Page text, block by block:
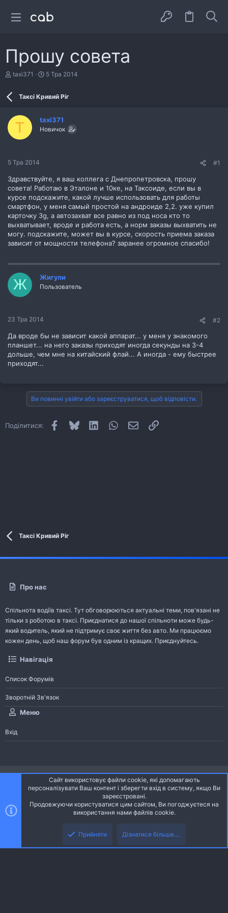
Прошу совета
А
т
е
и
taxi371
Д
а
в
о
5 Тра 2014
Таксі Кривий Ріг
T taxi371
Новичок
5 Тра 2014 #1
Здравствуйте, я ваш коллега с Днепропетровска, прошу
совета! Работаю в Эталоне и 10ке, на Таксоиде, если вы в
курсе подскажите, какой лучше использовать для работы
смартфон, у меня самый простой на андроиде 2,2. уже купил
карточку 3g, а автозахват все равно из под носа кто то
выхватывает, вроде и работа есть, а норм заказы выхватить не
могу. подскажите, может вы в курсе, скорость приема заказа
зависит от мощности телефона? заранее огромное спасибо!
Ж Жигули
Пользователь
23 Тра 2014 #2
Да вроде бы не зависит какой аппарат... у меня у знакомого
планшет... на него заказы приходят иногда секунды на 3-4
дольше, чем мне на китайский флай... А иногда - ему быстрее
приходят...
Ви повинні увійти або зареєструватися, щоб відповісти.
Поділитися: FacebookBluesky LinkedInWhatsApp
E-mailПосилання
Таксі Кривий Ріг
Про нас
Спільнота водіїв таксі. Тут обговорюються актуальні теми, пов'язані не
тільки з роботою в таксі. Приєднатися до нашої спільноти може будь-
який водитель, який не підтримує своє життя без авто. Ми працюємо
кожен день, щоб наш форум був одним із кращих. Приєднуйтесь.
Навігація
Список Форумів
Зворотній Зв'язок
Меню
Вхід
Ніч
Українська (UA)
S
Community platform by XenForo® © 2010-2026 XenForo Ltd.
Community platform by XenForo © 2010-2022 XenForo Ltd. | dev: Pages
Сайт використовує файли cookie, які допомагають
персоналізувати Ваш контент і зберегти вхід в систему, якщо Ви
зареєстровані.
Продовжуючи користуватися цим сайтом, Ви погоджуєтеся на
використання нами файлів cookie.
Прийняти Дізнатися більше....